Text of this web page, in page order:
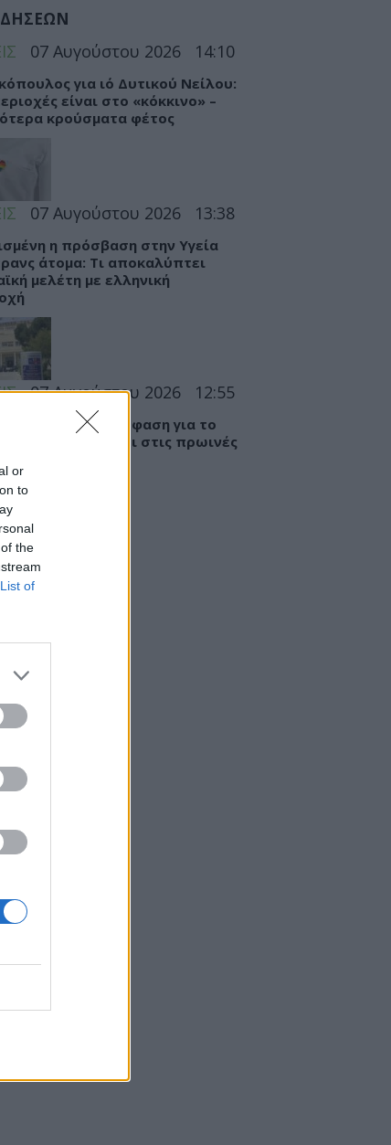
or
to
the
List of
07 Αυγούστου 2026 14:10
για ιό Δυτικού Νείλου:
είναι στο «κόκκινο» –
κρούσματα φέτος
07 Αυγούστου 2026 13:38
η πρόσβαση στην Υγεία
άτομα: Τι αποκαλύπτει
μελέτη με ελληνική
07 Αυγούστου 2026 12:55
απόφαση για το
το εντάσσει στις πρωινές